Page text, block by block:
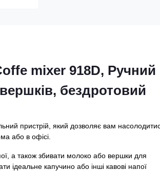
mixer 918D, Ручний
бездротовий
пристрій, який дозволяє вам
або в офісі.
а також збивати молоко або вершки для
ідеальне капучино або інші кавові напої